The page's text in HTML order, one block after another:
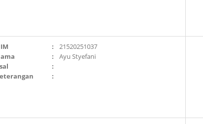
:
21520251037
:
Ayu Styefani
:
: